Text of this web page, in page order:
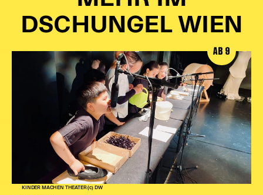
DSCHUNGEL WIEN
KINDER MACHEN THEATER (c) DW
AB 9